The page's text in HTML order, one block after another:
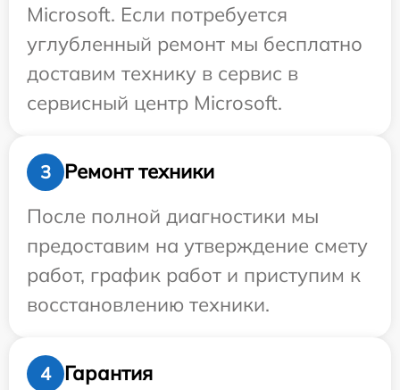
Microsoft. Если потребуется
углубленный ремонт мы бесплатно
доставим технику в сервис в
сервисный центр Microsoft.
3
Ремонт техники
После полной диагностики мы
предоставим на утверждение смету
работ, график работ и приступим к
восстановлению техники.
4
Гарантия